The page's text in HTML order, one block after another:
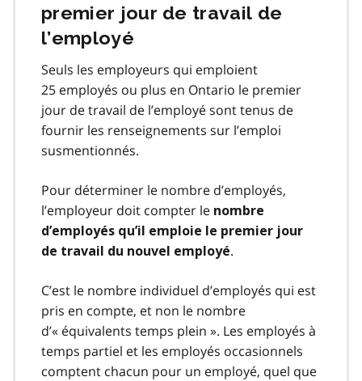
premier jour de travail de
l’employé
Seuls les employeurs qui emploient
25 employés ou plus en Ontario le premier
jour de travail de l’employé sont tenus de
fournir les renseignements sur l’emploi
susmentionnés.
Pour déterminer le nombre d’employés,
l’employeur doit compter le nombre
d’employés qu’il emploie le premier jour
de travail du nouvel employé.
C’est le nombre individuel d’employés qui est
pris en compte, et non le nombre
d’« équivalents temps plein ». Les employés à
temps partiel et les employés occasionnels
comptent chacun pour un employé, quel que